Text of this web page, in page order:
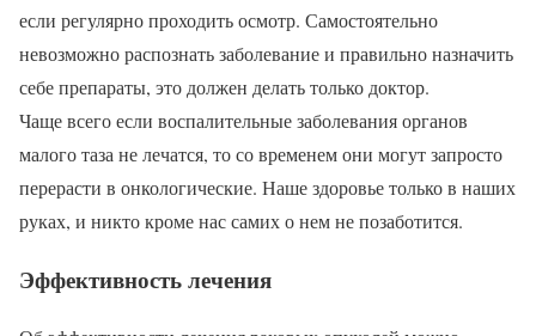
если регулярно проходить осмотр. Самостоятельно
невозможно распознать заболевание и правильно назначить
себе препараты, это должен делать только доктор.
Чаще всего если воспалительные заболевания органов
малого таза не лечатся, то со временем они могут запросто
перерасти в онкологические. Наше здоровье только в наших
руках, и никто кроме нас самих о нем не позаботится.
Эффективность лечения